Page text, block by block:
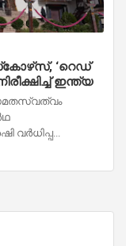
‘റെഡ്
ഇന്ത്യ
വർധിപ്പ...